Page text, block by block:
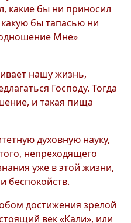
какие бы ни приносил
бы тапасью ни
Мне»
нашу жизнь,
Господу. Тогда
и такая пища
духовную науку,
непреходящего
уже в этой жизни,
беспокойств.
достижения зрелой
век «Кали», или